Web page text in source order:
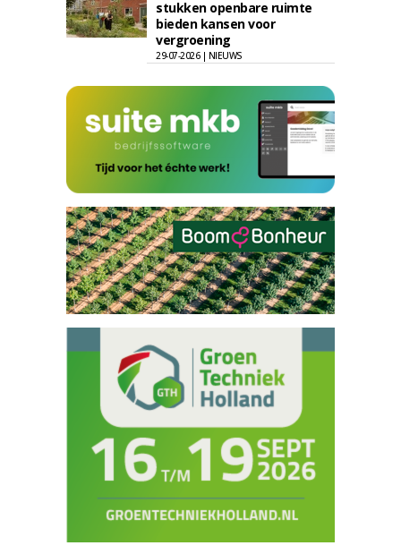
stukken openbare ruimte
bieden kansen voor
vergroening
29-07-2026 | NIEUWS